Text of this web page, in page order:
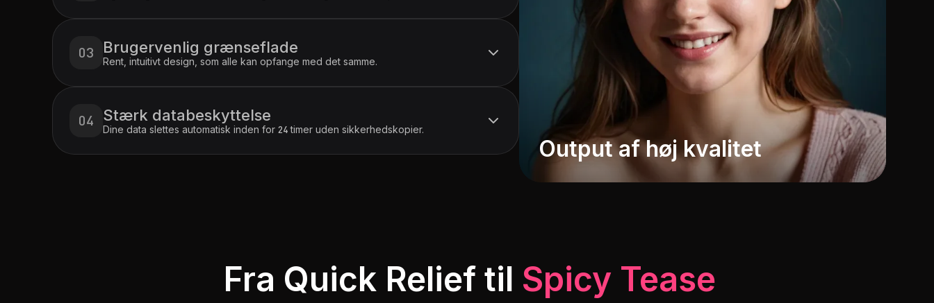
Brystudvidelse
sygeplejerske
Strømpe Driller
Brugervenlig grænseflade
Rent, intuitivt design, som alle kan opfange med det samme.
Stærk databeskyttelse
Dine data slettes automatisk inden for 24 timer uden sikkerhedskopier.
Output af høj kvalitet
Fra Quick Relief til Spicy Tease